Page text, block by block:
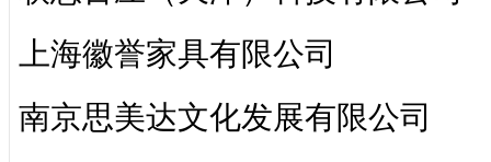
上海徽誉家具有限公司
南京思美达文化发展有限公司